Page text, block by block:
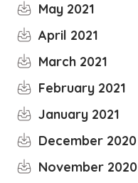
May 2021
April 2021
March 2021
February 2021
January 2021
December 2020
November 2020